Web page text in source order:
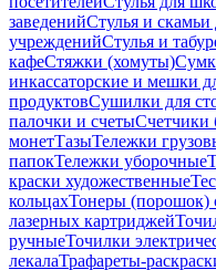
заведенийСтулья и
учрежденийСтулья и
кафеСтяжки (хомуты)
инкассаторские и мешки
продуктовСушилки для
палочки и счетыСчетчики
монетТазыТележки
папокТележки уборочные
краски художественные
кольцахТонеры (порошок)
лазерных картриджей
ручныеТочилки
лекалаТрафареты-